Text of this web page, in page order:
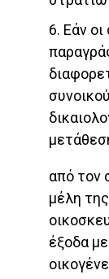
6. Εάν
από τον
μέλη
έξοδα